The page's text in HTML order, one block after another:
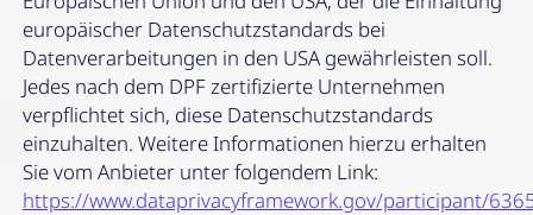
europäischer Datenschutzstandards bei
Datenverarbeitungen in den USA gewährleisten soll.
Jedes nach dem DPF zertifizierte Unternehmen
verpflichtet sich, diese Datenschutzstandards
einzuhalten. Weitere Informationen hierzu erhalten
Sie vom Anbieter unter folgendem Link:
https://www.dataprivacyframework.gov/participant/